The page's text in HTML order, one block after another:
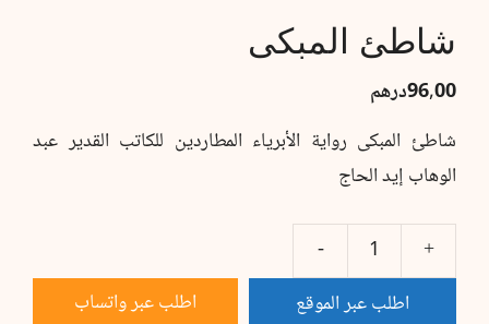
شاطئ المبكى
96,00درهم
شاطئ المبكى رواية الأبرياء المطاردين للكاتب القدير عبد
الوهاب إيد الحاج
كمية
اطلب عبر الموقع اطلب عبر واتساب